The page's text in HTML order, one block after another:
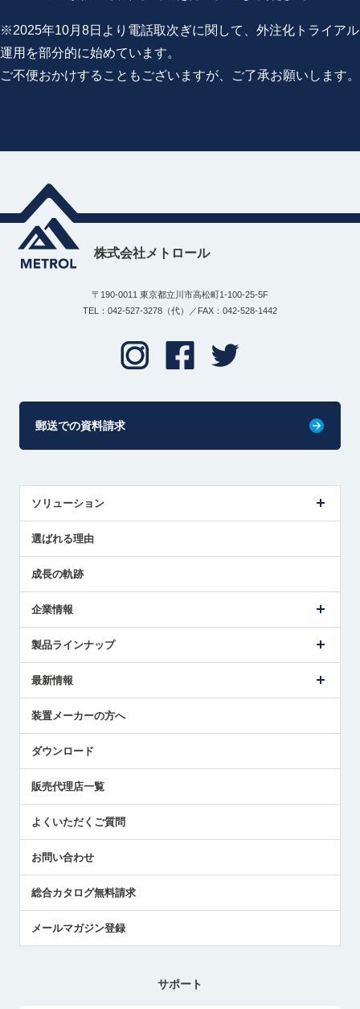
※2025年10月8日より電話取次ぎに関して、外注化トライアル
運用を部分的に始めています。
ご不便おかけすることもございますが、ご了承お願いします。
株式会社メトロール
〒190-0011 東京都立川市高松町1-100-25-5F
TEL：042-527-3278（代）／FAX：042-528-1442
郵送での資料請求
ソリューション
解決策提案
選ばれる理由
成長の軌跡
企業情報
ごあいさつ
受賞履歴
採用情報
国/地域/言語
製品ラインナップ
ツールセッタ製品
エアマイクロセンサ製品
最新情報
メトロールの技術
社員ブログ
中小企業のBCP地震対策
センサのテクニカルガイド
社長ブログ
装置メーカーの方へ
ダウンロード
販売代理店一覧
よくいただくご質問
お問い合わせ
総合カタログ無料請求
メールマガジン登録
サポート